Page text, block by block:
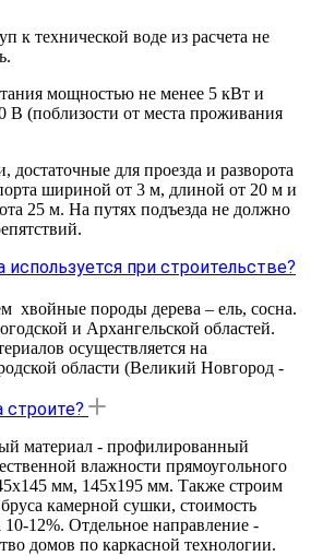
к технической воде из расчета не
мощностью не менее 5 кВт и
В (поблизости от места проживания
достаточные для проезда и разворота
шириной от 3 м, длиной от 20 м и
25 м. На путях подъезда не должно
используется при строительстве?
хвойные породы дерева – ель, сосна.
и Архангельской областей.
осуществляется на
области (Великий Новгород -
строите?
материал - профилированный
влажности прямоугольного
мм, 145х195 мм. Также строим
камерной сушки, стоимость
10-12%. Отдельное направление -
домов по каркасной технологии.